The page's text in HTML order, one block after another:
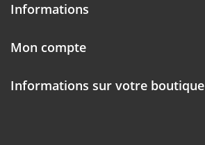
Informations
Mon compte
Informations sur votre boutique